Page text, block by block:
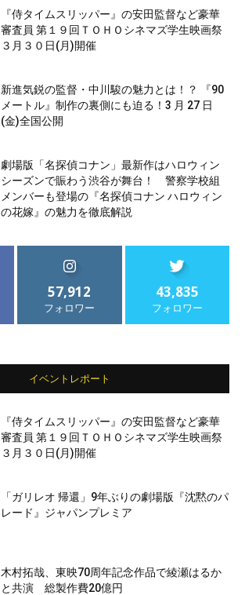
『侍タイムスリッパー』の安田監督など豪華
審査員 第１９回ＴＯＨＯシネマズ学生映画祭
３月３０日(月)開催
新進気鋭の監督・中川駿の魅力とは！？ 『90
メートル』制作の裏側にも迫る！3 月 27 日
(金)全国公開
劇場版「名探偵コナン」最新作はハロウィン
シーズンで賑わう渋谷が舞台！ 警察学校組
メンバーも登場の『名探偵コナン ハロウィン
の花嫁』の魅力を徹底解説
57,912
フォロワー
43,835
フォロワー
イベントレポート
『侍タイムスリッパー』の安田監督など豪華
審査員 第１９回ＴＯＨＯシネマズ学生映画祭
３月３０日(月)開催
「ガリレオ 帰還」9年ぶりの劇場版『沈黙のパ
レード』ジャパンプレミア
木村拓哉、東映70周年記念作品で綾瀬はるか
と共演 総製作費20億円